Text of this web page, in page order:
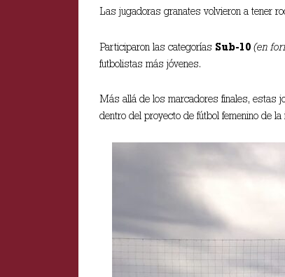
Las jugadoras granates volvieron a tener
Participaron las categorías Sub-10 (en
futbolistas más jóvenes.
Más allá de los marcadores finales, estas
dentro del proyecto de fútbol femenino de la